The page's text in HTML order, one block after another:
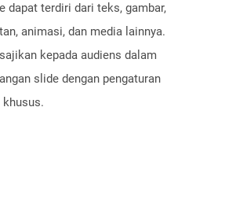
dapat terdiri dari teks, gambar,
animasi, dan media lainnya.
kepada audiens dalam
slide dengan pengaturan